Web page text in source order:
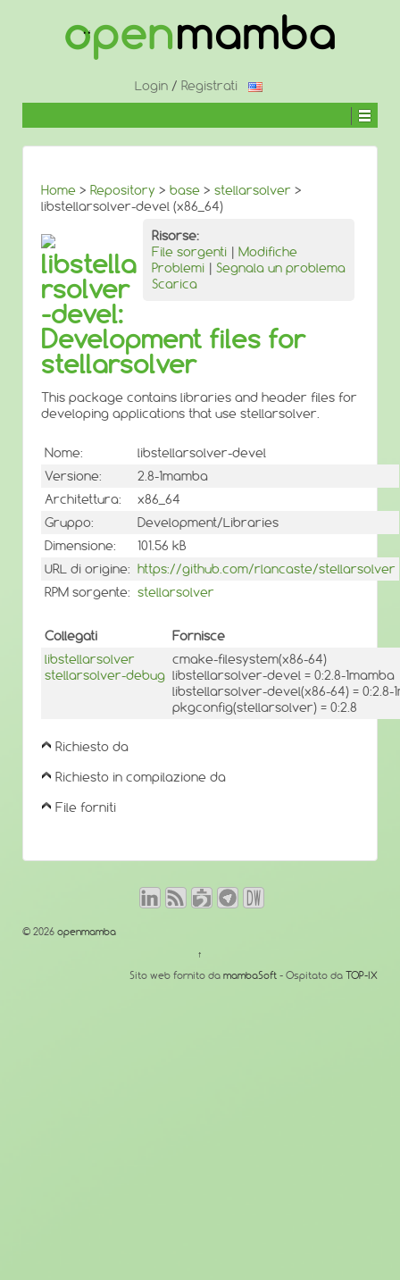
CONTENUTO
Login / Registrati
Home > Repository > base > stellarsolver >
libstellarsolver-devel (x86_64)
Risorse:
File sorgenti | Modifiche
Problemi | Segnala un problema
Scarica
libstella
rsolver
-devel:
Development files for
stellarsolver
This package contains libraries and header files for
developing applications that use stellarsolver.
Nome:
libstellarsolver-devel
Versione:
2.8-1mamba
Architettura:
x86_64
Gruppo:
Development/Libraries
Dimensione:
101.56 kB
URL di origine: https://github.com/rlancaste/stellarsolver
RPM sorgente: stellarsolver
Collegati
Fornisce
libstellarsolver
stellarsolver-debug
cmake-filesystem(x86-64)
libstellarsolver-devel = 0:2.8-1mamba
libstellarsolver-devel(x86-64) = 0:2.8-
pkgconfig(stellarsolver) = 0:2.8
Richiesto da
Richiesto in compilazione da
File forniti
© 2026 openmamba
↑
Sito web fornito da mambaSoft - Ospitato da TOP-IX